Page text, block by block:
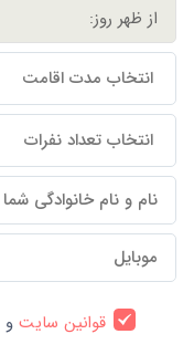
قوانین سایتو